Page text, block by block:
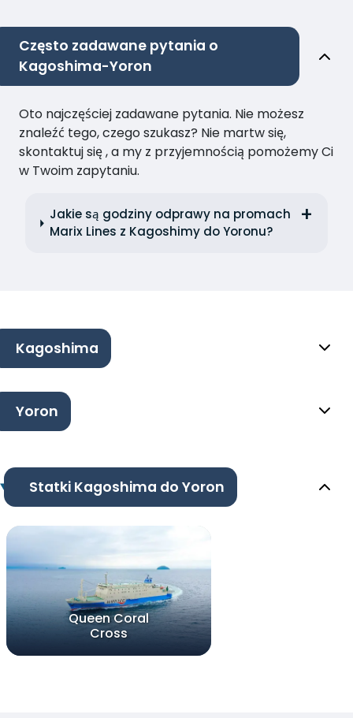
Często zadawane pytania o
Kagoshima-Yoron
Oto najczęściej zadawane pytania. Nie możesz
znaleźć tego, czego szukasz? Nie martw się,
skontaktuj się , a my z przyjemnością pomożemy Ci
w Twoim zapytaniu.
Jakie są godziny odprawy na promach
Marix Lines z Kagoshimy do Yoronu?
Kagoshima
Yoron
Statki Kagoshima do Yoron
Queen Coral
Cross